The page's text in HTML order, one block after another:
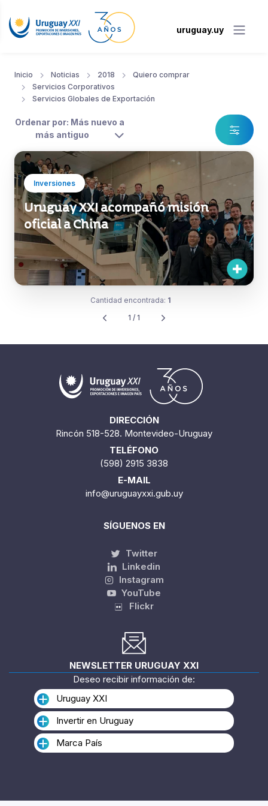
uruguay.uy
Inicio Noticias 2018
Quiero comprar
Servicios Corporativos
Servicios Globales de Exportación
Ordenar por: Más nuevo a
más antiguo
Inversiones
Uruguay XXI acompañó misión
oficial a China
Cantidad encontrada: 1
1 / 1
DIRECCIÓN
Rincón 518-528. Montevideo-Uruguay
TELÉFONO
(598) 2915 3838
E-MAIL
info@uruguayxxi.gub.uy
SÍGUENOS EN
Twitter
Linkedin
Instagram
YouTube
Flickr
NEWSLETTER URUGUAY XXI
Deseo recibir información de:
Uruguay XXI
Invertir en Uruguay
Marca País